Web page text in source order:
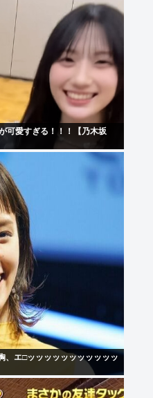
可愛すぎる！！！【乃木坂
、エ□ッッッッッッッッッッッ